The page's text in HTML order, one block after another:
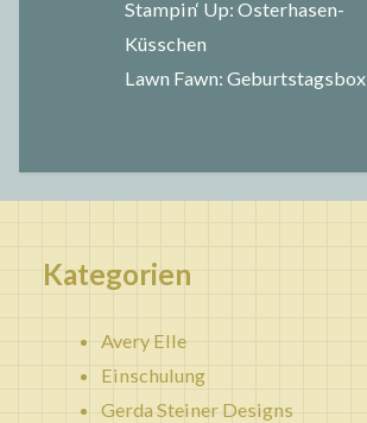
Stampin‘ Up: Osterhasen-
Küsschen
Lawn Fawn: Geburtstagsbox
Kategorien
Avery Elle
Einschulung
Gerda Steiner Designs